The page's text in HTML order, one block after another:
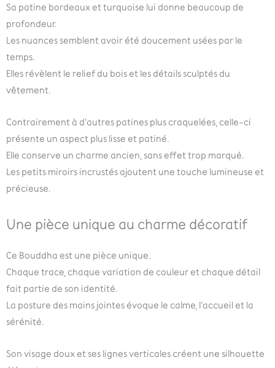
Sa patine bordeaux et turquoise lui donne beaucoup de
profondeur.
Les nuances semblent avoir été doucement usées par le
temps.
Elles révèlent le relief du bois et les détails sculptés du
vêtement.
Contrairement à d’autres patines plus craquelées, celle-ci
présente un aspect plus lisse et patiné.
Elle conserve un charme ancien, sans effet trop marqué.
Les petits miroirs incrustés ajoutent une touche lumineuse et
précieuse.
Une pièce unique au charme décoratif
Ce Bouddha est une pièce unique.
Chaque trace, chaque variation de couleur et chaque détail
fait partie de son identité.
La posture des mains jointes évoque le calme, l’accueil et la
sérénité.
Son visage doux et ses lignes verticales créent une silhouette